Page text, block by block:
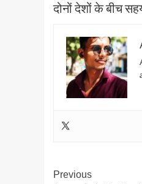
दोनों देशों के बीच
Post
Previous